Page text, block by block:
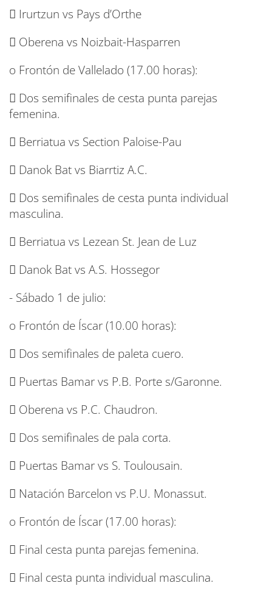
 Irurtzun vs Pays d’Orthe
 Oberena vs Noizbait-Hasparren
o Frontón de Vallelado (17.00 horas):
 Dos semifinales de cesta punta parejas
femenina.
 Berriatua vs Section Paloise-Pau
 Danok Bat vs Biarrtiz A.C.
 Dos semifinales de cesta punta individual
masculina.
 Berriatua vs Lezean St. Jean de Luz
 Danok Bat vs A.S. Hossegor
- Sábado 1 de julio:
o Frontón de Íscar (10.00 horas):
 Dos semifinales de paleta cuero.
 Puertas Bamar vs P.B. Porte s/Garonne.
 Oberena vs P.C. Chaudron.
 Dos semifinales de pala corta.
 Puertas Bamar vs S. Toulousain.
 Natación Barcelon vs P.U. Monassut.
o Frontón de Íscar (17.00 horas):
 Final cesta punta parejas femenina.
 Final cesta punta individual masculina.